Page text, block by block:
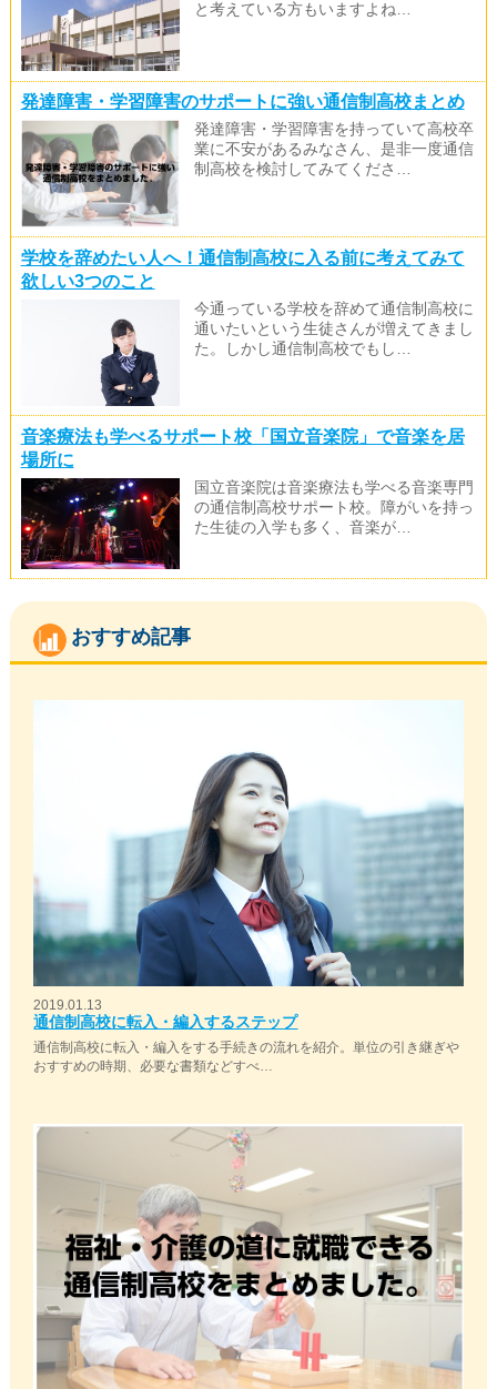
と考えている方もいますよね…
発達障害・学習障害のサポートに強い通信制高校まとめ
発達障害・学習障害を持っていて高校卒
業に不安があるみなさん、是非一度通信
制高校を検討してみてくださ…
学校を辞めたい人へ！通信制高校に入る前に考えてみて
欲しい3つのこと
今通っている学校を辞めて通信制高校に
通いたいという生徒さんが増えてきまし
た。しかし通信制高校でもし…
音楽療法も学べるサポート校「国立音楽院」で音楽を居
場所に
国立音楽院は音楽療法も学べる音楽専門
の通信制高校サポート校。障がいを持っ
た生徒の入学も多く、音楽が…
おすすめ記事
2019.01.13
通信制高校に転入・編入するステップ
通信制高校に転入・編入をする手続きの流れを紹介。単位の引き継ぎや
おすすめの時期、必要な書類などすべ…